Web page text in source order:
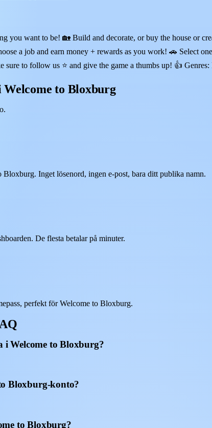
you want to be! 🏡 Build and decorate, or buy the house or
a job and earn money + rewards as you work! 🚗 Select
to follow us ⭐ and give the game a thumbs up! 👍
Welcome to Bloxburg
Inget lösenord, ingen e-post, bara ditt publika namn.
De flesta betalar på minuter.
perfekt för Welcome to Bloxburg.
i Welcome to Bloxburg?
Bloxburg-konto?
to Bloxburg?